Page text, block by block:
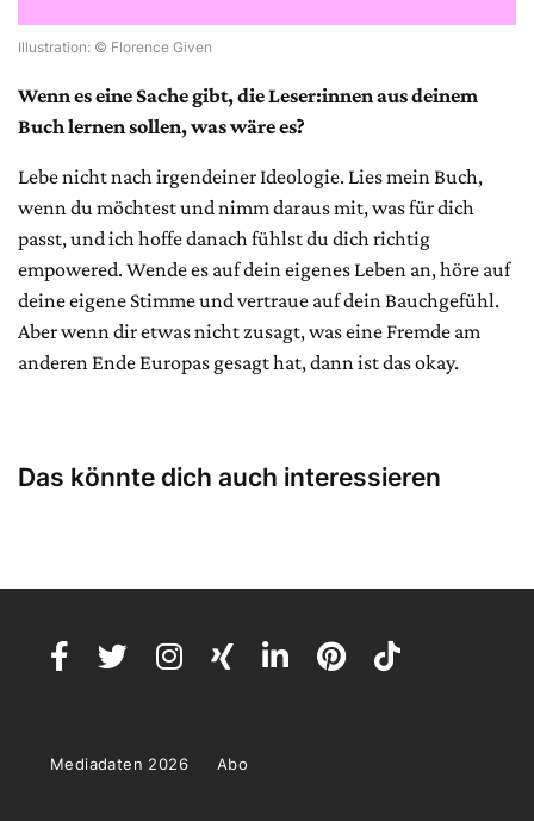
Illustration: © Florence Given
Wenn es eine Sache gibt, die Leser:innen aus deinem
Buch lernen sollen, was wäre es?
Lebe nicht nach irgendeiner Ideologie. Lies mein Buch,
wenn du möchtest und nimm daraus mit, was für dich
passt, und ich hoffe danach fühlst du dich richtig
empowered. Wende es auf dein eigenes Leben an, höre auf
deine eigene Stimme und vertraue auf dein Bauchgefühl.
Aber wenn dir etwas nicht zusagt, was eine Fremde am
anderen Ende Europas gesagt hat, dann ist das okay.
Das könnte dich auch interessieren
Mediadaten 2026 Abo